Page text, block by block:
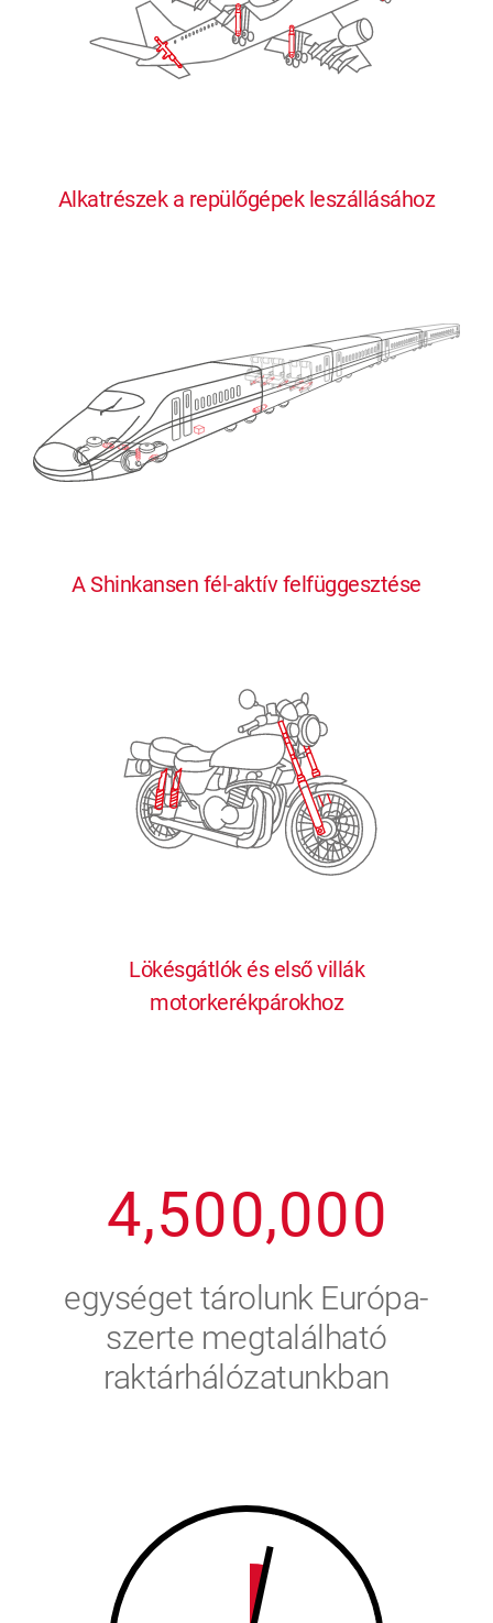
Alkatrészek a repülőgépek leszállásához
A Shinkansen fél-aktív felfüggesztése
Lökésgátlók és első villák
motorkerékpárokhoz
0
4
5
6
7
0
,
1
2
5
6
7
8
0
0
3
4
6
7
0
0
2
3
4
6
7
0,
0
2
3
4
6
7
0
0
2
3
4
6
7
0
0
3
4
6
0
egységet tárolunk Európa-
szerte megtalálható
raktárhálózatunkban